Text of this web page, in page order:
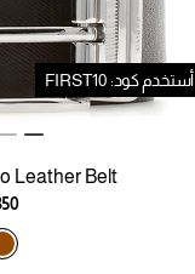
أستخدم كود: FIRST10
Leather Belt